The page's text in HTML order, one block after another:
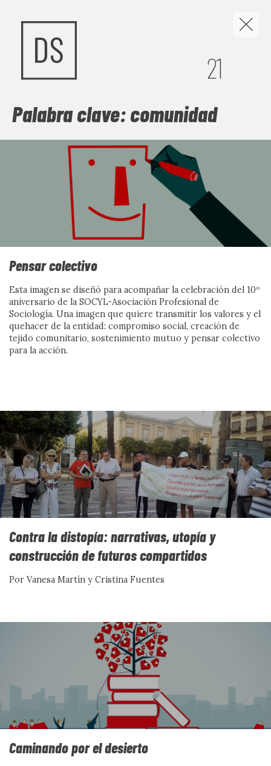
Los discursos de odio y
la construcción de
nuevas narrativas
Cuando el miedo se organiza en discursos, políticas y
gestos cotidianos, la convivencia se vuelve frágil. Este
número mira de frente los discursos de odio, pero no se
queda en la denuncia: busca las grietas por donde abrir
comunidad. Frente a la sospecha, propone
contranarrativas capaces de escuchar, vincular y sostener
vidas dignas, para imaginar juntas una sociedad menos
herida y más habitable.
EDITORIAL
A FONDO
EN MARCHA
DEL DATO A LA ACCIÓN
SIN PALABRAS
DOCUMENTACIÓN
CONVERSAMOS
EDITORIAL
Frente al veneno del odio, el
amor es el antídoto
21
Palabra clave: comunidad
Pensar colectivo
Esta imagen se diseñó para acompañar la celebración del 10º
aniversario de la SOCYL-Asociación Profesional de
Sociología. Una imagen que quiere transmitir los valores y el
quehacer de la entidad: compromiso social, creación de
tejido comunitario, sostenimiento mutuo y pensar colectivo
para la acción.
Contra la distopía: narrativas, utopía y
construcción de futuros compartidos
Por Vanesa Martín y Cristina Fuentes
Caminando por el desierto